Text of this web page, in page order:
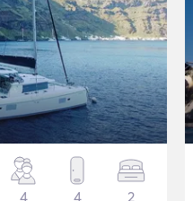
4 4 2